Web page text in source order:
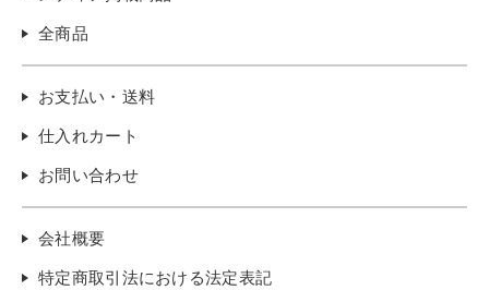
全商品
お支払い・送料
仕入れカート
お問い合わせ
会社概要
特定商取引法における法定表記